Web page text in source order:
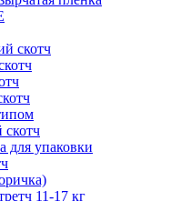
скотч
для упаковки
11-17 кг